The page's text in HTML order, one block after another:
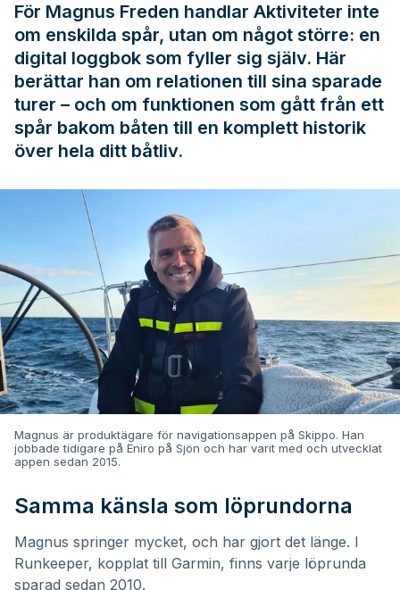
För Magnus Freden handlar Aktiviteter inte
om enskilda spår, utan om något större: en
digital loggbok som fyller sig själv. Här
berättar han om relationen till sina sparade
turer – och om funktionen som gått från ett
spår bakom båten till en komplett historik
över hela ditt båtliv.
Magnus är produktägare för navigationsappen på Skippo. Han
jobbade tidigare på Eniro på Sjön och har varit med och utvecklat
appen sedan 2015.
Samma känsla som löprundorna
Magnus springer mycket, och har gjort det länge. I
Runkeeper, kopplat till Garmin, finns varje löprunda
sparad sedan 2010.